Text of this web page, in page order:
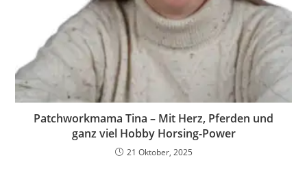
Patchworkmama Tina – Mit Herz, Pferden und
ganz viel Hobby Horsing-Power
21 Oktober, 2025